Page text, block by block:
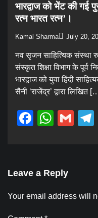
भारद्वाज को भेंट की गई
रत्न भारत रत्न’।
Kamal Sharma July 20,
नव सृजन साहित्यिक संस्था
संस्कृत शिक्षा विभाग के पूर्व
भारद्वाज को युवा हिंदी
सैनी ‘राजेंद्र’ द्वारा लिखित
Leave a Reply
Your email address will